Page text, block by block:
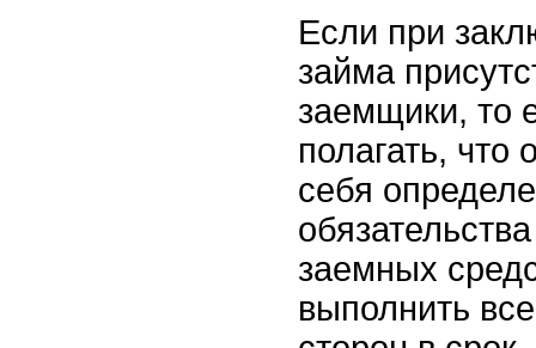
Если при
займа
заемщики, то
полагать, что
себя
заемных
выполнить